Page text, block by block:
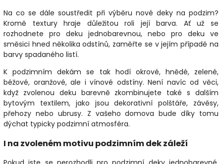
Na co se dále soustředit při výběru nové deky na podzim?
Kromě textury hraje důležitou roli její barva. Ať už se
rozhodnete pro deku jednobarevnou, nebo pro deku ve
směsici hned několika odstínů, zaměřte se v jejím případě na
barvy spadaného listí.
K podzimním dekám se tak hodí okrové, hnědé, zelené,
béžové, oranžové, ale i vínové odstíny. Není navíc od věci,
když zvolenou deku barevně zkombinujete také s dalším
bytovým textilem, jako jsou dekorativní polštáře, závěsy,
přehozy nebo ubrusy. Z vašeho domova bude díky tomu
dýchat typicky podzimní atmosféra.
I na zvoleném motivu podzimním dek záleží